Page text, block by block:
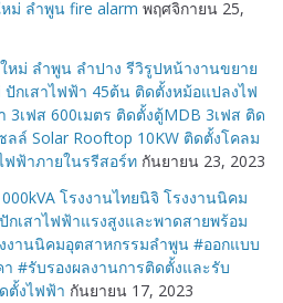
หม่ ลำพูน fire alarm พฤศจิกายน 25,
หม่ ลำพูน ลำปาง รีวิรูปหน้างานขยาย
ปักเสาไฟฟ้า 45ต้น ติดตั้งหม้อแปลงไฟ
3เฟส 600เมตร ติดตั้งตู้MDB 3เฟส ติด
ล์ Solar Rooftop 10KW ติดตั้งโคลม
ฟ้าภายในรรีสอร์ท กันยายน 23, 2023
โรงงานไทยนิจิ โรงงานนิคม
เสาไฟฟ้าแรงสูงและพาดสายพร้อม
งานนิคมอุตสาหกรรมลำพูน #ออกแบบ
#รับรองผลงานการติดตั้งและรับ
ตั้งไฟฟ้า กันยายน 17, 2023